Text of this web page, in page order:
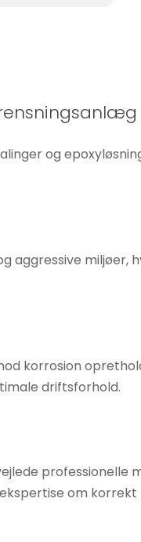
og
aggressive
korrosion
driftsforhold.
om